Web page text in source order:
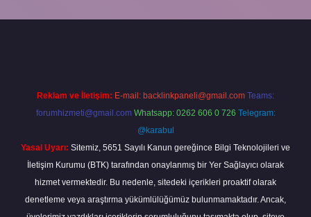
Reklam ve İletişim: E-mail: backlinkpaneli@gmail.com Teams:
forumhizmeti@gmail.com Whatsapp: 0262 606 0 726 Telegram:
@karabul
Yasal Uyarı: Sitemiz, 5651 Sayılı Kanun gereğince Bilgi Teknolojileri ve
İletişim Kurumu (BTK) tarafından onaylanmış bir Yer Sağlayıcı olarak
hizmet vermektedir. Bu nedenle, sitedeki içerikleri proaktif olarak
denetleme veya araştırma yükümlülüğümüz bulunmamaktadır. Ancak,